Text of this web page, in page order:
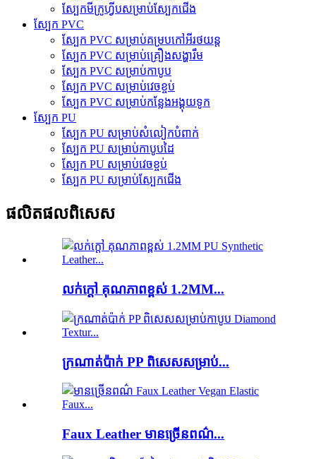
ស្បែកមីក្រូហ្វីបសម្រាប់ស្បែកជើង
ស្បែក PVC
ស្បែក PVC សម្រាប់គម្របកៅអីរថយន្ត
ស្បែក PVC សម្រាប់គ្រឿងសង្ហារឹម
ស្បែក PVC សម្រាប់កាបូប
ស្បែក PVC សម្រាប់វេចខ្ចប់
ស្បែក PVC សម្រាប់កន្លែងអង្គុយទូក
ស្បែក PU
ស្បែក PU សម្រាប់សំលៀកបំពាក់
ស្បែក PU សម្រាប់កាបូបដៃ
ស្បែក PU សម្រាប់វេចខ្ចប់
ស្បែក PU សម្រាប់ស្បែកជើង
ផលិតផលពិសេស
លក់ក្តៅ គុណភាពខ្ពស់ 1.2MM...
ក្រណាត់ប៉ាក់ PP ពិសេសសម្រាប់...
Faux Leather មានច្រើនពណ៌...